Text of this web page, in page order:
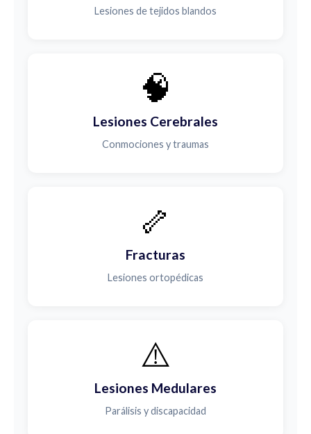
Lesiones de tejidos blandos
🧠
Lesiones Cerebrales
Conmociones y traumas
🦴
Fracturas
Lesiones ortopédicas
⚠️
Lesiones Medulares
Parálisis y discapacidad